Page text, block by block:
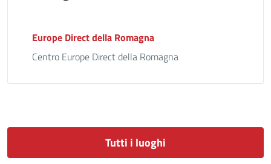
Europe Direct della Romagna
Centro Europe Direct della Romagna
Tutti i luoghi